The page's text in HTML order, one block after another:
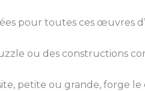
pour toutes ces œuvres
ou des constructions
petite ou grande, forge le